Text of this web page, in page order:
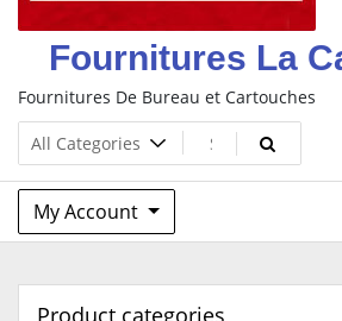
Fournitures La
Fournitures De Bureau et Cartouches
My Account
Product categories